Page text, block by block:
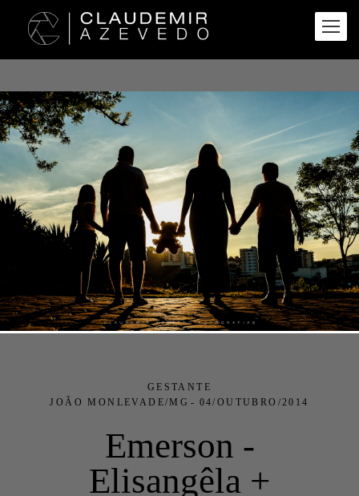
GESTANTE
JOÃO MONLEVADE/MG
04/OUTUBRO/2014
Emerson -
Elisangêla +